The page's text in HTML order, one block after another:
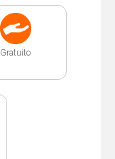
Gratuito